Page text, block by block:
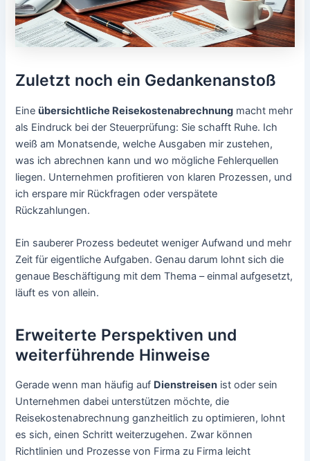
Zuletzt noch ein Gedankenanstoß
Eineübersichtliche Reisekostenabrechnung macht mehr
als Eindruck bei der Steuerprüfung: Sie schafft Ruhe. Ich
weiß am Monatsende, welche Ausgaben mir zustehen,
was ich abrechnen kann und wo mögliche Fehlerquellen
liegen. Unternehmen profitieren von klaren Prozessen, und
ich erspare mir Rückfragen oder verspätete
Rückzahlungen.
Ein sauberer Prozess bedeutet weniger Aufwand und mehr
Zeit für eigentliche Aufgaben. Genau darum lohnt sich die
genaue Beschäftigung mit dem Thema – einmal aufgesetzt,
läuft es von allein.
Erweiterte Perspektiven und
weiterführende Hinweise
Gerade wenn man häufig auf Dienstreisen ist oder sein
Unternehmen dabei unterstützen möchte, die
Reisekostenabrechnung ganzheitlich zu optimieren, lohnt
es sich, einen Schritt weiterzugehen. Zwar können
Richtlinien und Prozesse von Firma zu Firma leicht